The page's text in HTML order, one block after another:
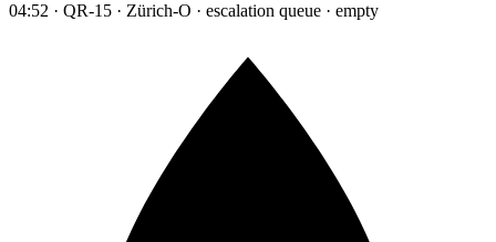
04:52 · QR-15 · Zürich-O · escalation queue · empty